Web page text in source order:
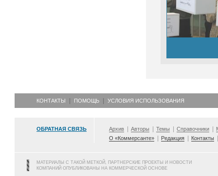
КОНТАКТЫ ПОМОЩЬ УСЛОВИЯ ИСПОЛЬЗОВАНИЯ
ОБРАТНАЯ СВЯЗЬ Архив Авторы Темы Справочники
О «Коммерсанте»
Редакция Контакты
МАТЕРИАЛЫ С ТАКОЙ МЕТКОЙ, ПАРТНЕРСКИЕ ПРОЕКТЫ И НОВОСТИ
КОМПАНИЙ ОПУБЛИКОВАНЫ НА КОММЕРЧЕСКОЙ ОСНОВЕ